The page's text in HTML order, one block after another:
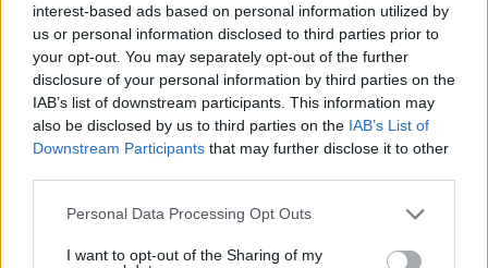
interest-based ads based on personal information utilized by
us or personal information disclosed to third parties prior to
your opt-out. You may separately opt-out of the further
disclosure of your personal information by third parties on the
IAB’s list of downstream participants. This information may
also be disclosed by us to third parties on the IAB’s List of
Downstream Participants that may further disclose it to other
Please note that this website/app uses one or more Google
not limited to your visit or usage behaviour. You may click to
Personal Data Processing Opt Outs
I want to opt-out of the Sharing of my